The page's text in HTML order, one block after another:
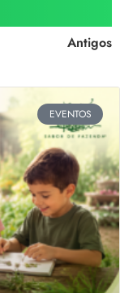
Antigos
EVENTOS